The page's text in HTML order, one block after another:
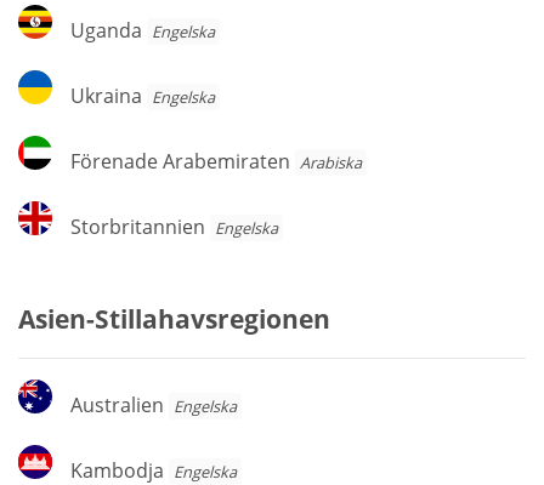
Uganda
Uganda Engelska
Ukraina
Ukraina Engelska
Förenade
Arabemiraten
Förenade Arabemiraten Arabiska
Storbritannien
Storbritannien Engelska
Asien-Stillahavsregionen
Australien
Australien Engelska
Kambodja
Kambodja Engelska